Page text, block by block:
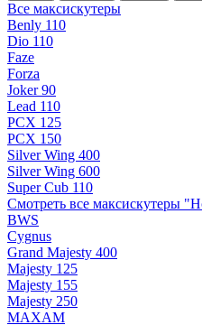
Все максискутеры
Benly 110
Dio 110
Faze
Forza
Joker 90
Lead 110
PCX 125
PCX 150
Silver Wing 400
Silver Wing 600
Super Cub 110
Смотреть все максискутеры
BWS
Cygnus
Grand Majesty 400
Majesty 125
Majesty 155
Majesty 250
MAXAM